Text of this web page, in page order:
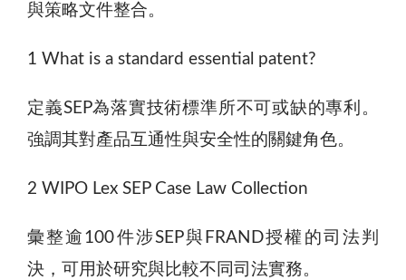
與策略文件整合。
1 What is a standard essential patent?
定義SEP為落實技術標準所不可或缺的專利。
強調其對產品互通性與安全性的關鍵角色。
2 WIPO Lex SEP Case Law Collection
彙整逾100件涉SEP與FRAND授權的司法判
決，可用於研究與比較不同司法實務。